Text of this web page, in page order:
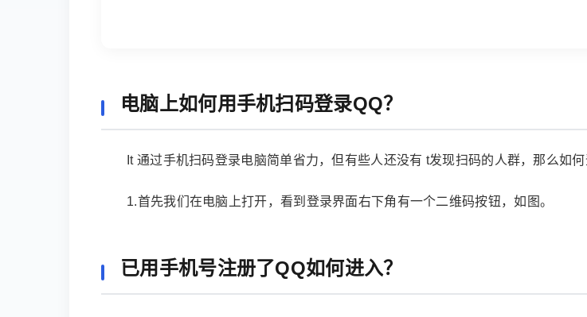
电脑上如何用手机扫码登录QQ？
It 通过手机扫码登录电脑简单省力，但有些人还没有 t发现扫码的人群，那么如何
1.首先我们在电脑上打开，看到登录界面右下角有一个二维码按钮，如图。
已用手机号注册了QQ如何进入？